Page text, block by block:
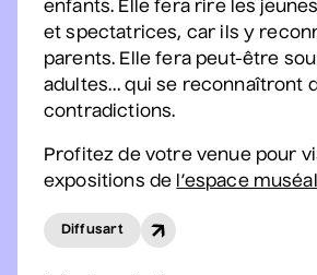
David
• 100
30 août 2026• 15 h 00
Sam Breton
• Ga-lé aller
2 septembre 2026
enfants. Elle fera rire les
et spectatrices, car ils y
parents. Elle fera peut-être
adultes… qui se reconnaîtront
contradictions.
Profitez de votre venue pour
expositions de l’espace
Diffusart